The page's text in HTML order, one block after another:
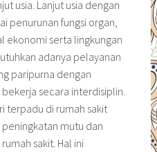
usia. Lanjut usia dengan
penurunan fungsi organ,
ekonomi serta lingkungan
adanya pelayanan
paripurna dengan
secara interdisiplin.
terpadu di rumah sakit
mutu dan
sakit. Hal ini